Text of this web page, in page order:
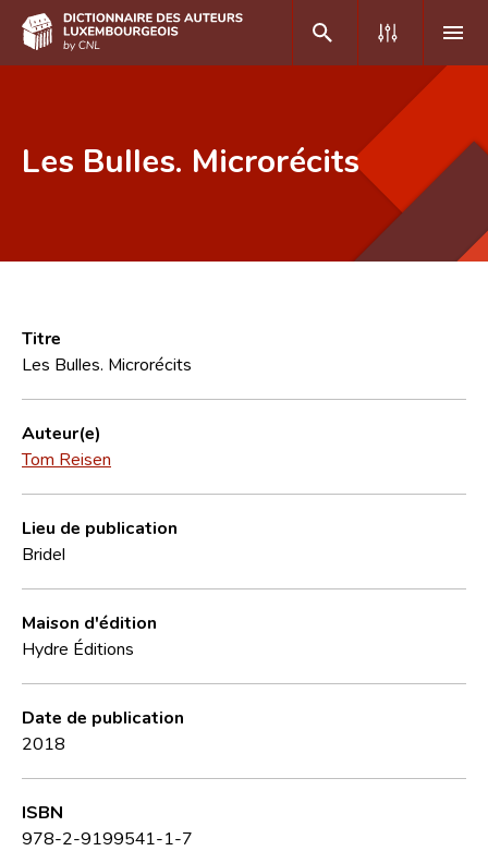
Foire aux questions
CNL
Équipe scientifique
Contact
Les Bulles. Microrécits
Titre
Les Bulles. Microrécits
Auteur(e)
Tom Reisen
Lieu de publication
Bridel
Maison d'édition
Hydre Éditions
Date de publication
2018
ISBN
978-2-9199541-1-7